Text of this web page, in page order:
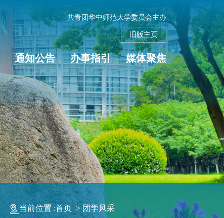
共青团华中师范大学委员会主办
旧版主页
通知公告 办事指引 媒体聚焦
当前位置 :首页 > 团学风采